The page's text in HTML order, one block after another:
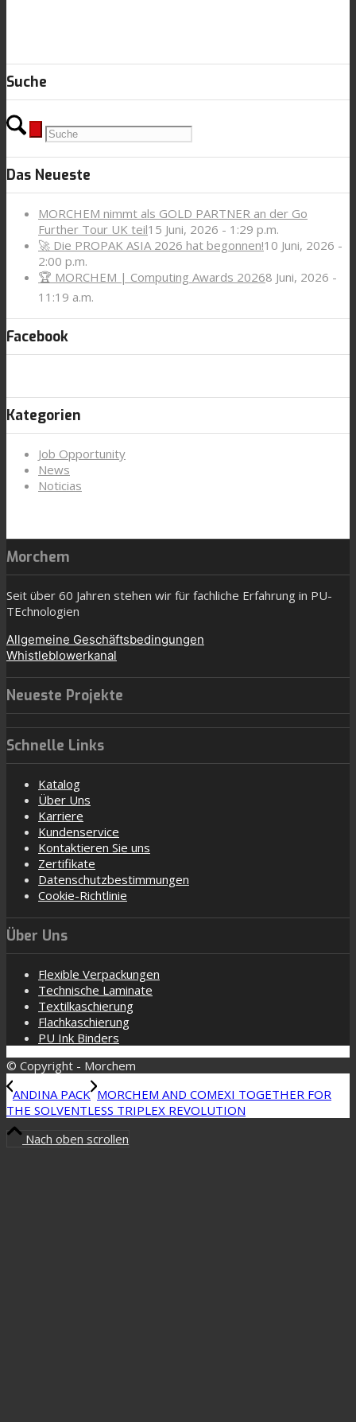
Suche
Das Neueste
MORCHEM nimmt als GOLD PARTNER an der Go
Further Tour UK teil15 Juni, 2026 - 1:29 p.m.
🚀 Die PROPAK ASIA 2026 hat begonnen!10 Juni, 2026 -
2:00 p.m.
🏆 MORCHEM | Computing Awards 20268 Juni, 2026 -
11:19 a.m.
Facebook
Kategorien
Job Opportunity
News
Noticias
Morchem
Seit über 60 Jahren stehen wir für fachliche Erfahrung in PU-
TEchnologien
Allgemeine Geschäftsbedingungen
Whistleblowerkanal
Neueste Projekte
Schnelle Links
Katalog
Über Uns
Karriere
Kundenservice
Kontaktieren Sie uns
Zertifikate
Datenschutzbestimmungen
Cookie-Richtlinie
Über Uns
Flexible Verpackungen
Technische Laminate
Textilkaschierung
Flachkaschierung
PU Ink Binders
© Copyright - Morchem
ANDINA PACK MORCHEM AND COMEXI TOGETHER FOR
THE SOLVENTLESS TRIPLEX REVOLUTION
Nach oben scrollen